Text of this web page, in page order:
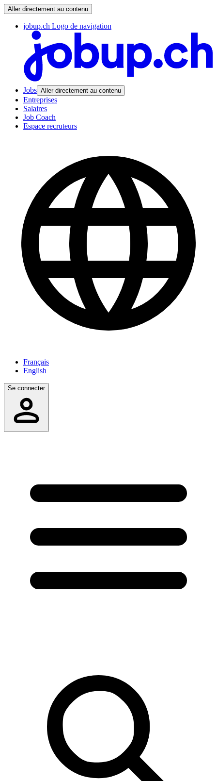
Aller directement au contenu
jobup.ch Logo de navigation
Jobs Aller directement au contenu
Entreprises
Salaires
Job Coach
Espace recruteurs
Français
English
Se connecter